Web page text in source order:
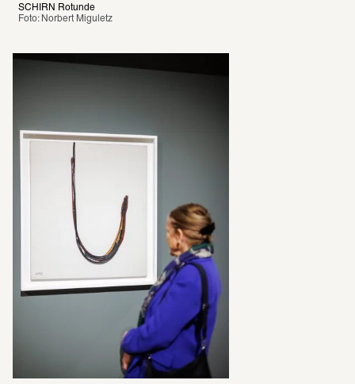
SCHIRN Rotunde
Foto: Norbert Miguletz